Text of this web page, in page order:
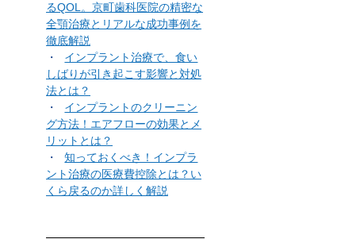
るQOL。京町歯科医院の精密な
全顎治療とリアルな成功事例を
徹底解説
インプラント治療で、食い
しばりが引き起こす影響と対処
法とは？
インプラントのクリーニン
グ方法！エアフローの効果とメ
リットとは？
知っておくべき！インプラ
ント治療の医療費控除とは？い
くら戻るのか詳しく解説